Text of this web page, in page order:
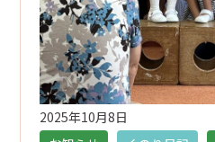
2025年10月8日